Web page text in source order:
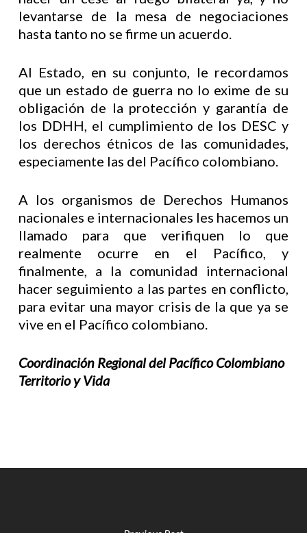
levantarse de la mesa de negociaciones
hasta tanto no se firme un acuerdo.
Al Estado, en su conjunto, le recordamos
que un estado de guerra no lo exime de su
obligación de la protección y garantía de
los DDHH, el cumplimiento de los DESC y
los derechos étnicos de las comunidades,
especiamente las del Pacífico colombiano.
A los organismos de Derechos Humanos
nacionales e internacionales les hacemos un
llamado para que verifiquen lo que
realmente ocurre en el Pacífico, y
finalmente, a la comunidad internacional
hacer seguimiento a las partes en conflicto,
para evitar una mayor crisis de la que ya se
vive en el Pacífico colombiano.
Coordinación Regional del Pacífico Colombiano
Territorio y Vida